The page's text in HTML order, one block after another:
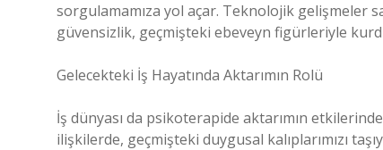
sorgulamamıza yol açar. Teknolojik gelişmeler
güvensizlik, geçmişteki ebeveyn figürleriyle
Gelecekteki İş Hayatında Aktarımın Rolü
İş dünyası da psikoterapide aktarımın
ilişkilerde, geçmişteki duygusal kalıplarımızı